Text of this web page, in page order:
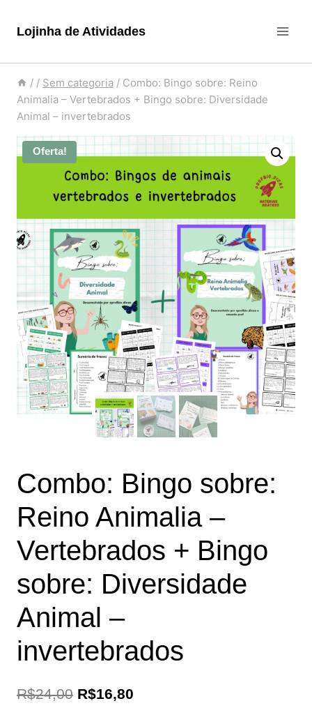
para
Conteúdo
Lojinha de Atividades
/ / Sem categoria / Combo: Bingo sobre: Reino
Animalia – Vertebrados + Bingo sobre: Diversidade
Animal – invertebrados
Oferta!
Combo: Bingo sobre:
Reino Animalia –
Vertebrados + Bingo
sobre: Diversidade
Animal –
invertebrados
R$24,00 O
R$16,80